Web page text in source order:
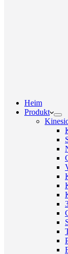
Heim
Produkt